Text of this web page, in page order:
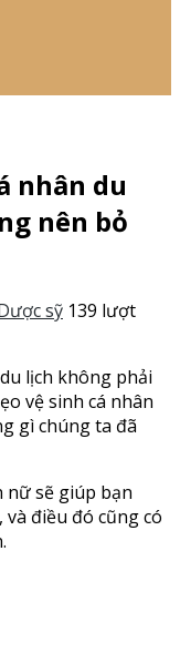
nhân du
nên bỏ
sỹ 139 lượt
lịch không phải
vệ sinh cá nhân
gì chúng ta đã
nữ sẽ giúp bạn
điều đó cũng có